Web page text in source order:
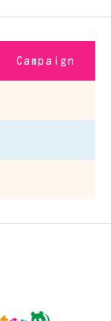
Campaign